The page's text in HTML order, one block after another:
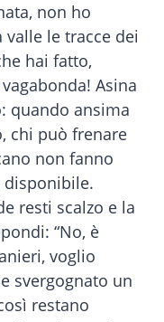
non ho
valle le tracce dei
hai fatto,
Asina
quando ansima
chi può frenare
non fanno
disponibile.
resti scalzo e la
“No, è
voglio
svergognato un
restano